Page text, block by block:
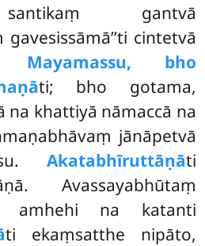
gantvā
cintetvā
Mayamassu, bho
ti; bho gotama,
na khattiyā nāmaccā na
jānāpetvā
Akatabhīruttāṇāti
Avassayabhūtaṃ
amhehi na katanti
ti ekaṃsatthe nipāto,